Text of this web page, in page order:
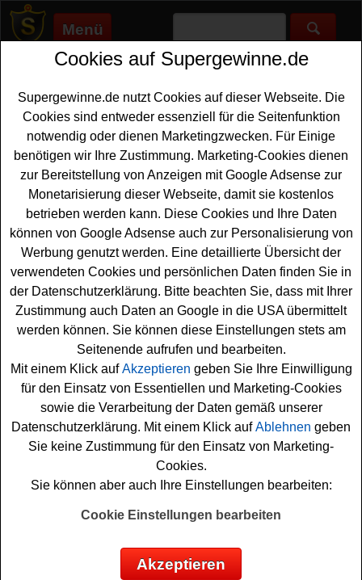
Menü
Supergewinne.de>Gewinnspiele>Fanartikel Gewinnspiele
Anzeige:
Anzeige:
Freche Freunde Gewinnspiel -
Fanpakete mit Kino Tickets
gewinnen
Anlässlich des Kinostarts von Woodwalers 2 gibt es ein
schönes Freche Freunde Gewinnspiel. Freche Freunde
verlost 50 tolleFanpaketemit jeweils leckeren Snacks,
coolem Merch und Kino Tickets für Woodwalkers 2. Mit
etwas Glück können Sie ein solches Fanpaket
gewinnen.
Falls Sie an dem Freche Freunde Gewinnspiel kostenlos
teilnehmen möchten, müssen Sie nur kurz das kleine
Formular ausfüllen und können sich damit schon Ihre
Gewinnchance sichern. Vielleicht haben Sie ja Glück?
Freche Freunde verlost 50 Fanpakete mit
und Kino Tickets
Cookies auf Supergewinne.de
Supergewinne.de nutzt Cookies auf dieser Webseite. Die
Cookies sind entweder essenziell für die Seitenfunktion
notwendig oder dienen Marketingzwecken. Für Einige
benötigen wir Ihre Zustimmung. Marketing-Cookies dienen
zur Bereitstellung von Anzeigen mit Google Adsense zur
Monetarisierung dieser Webseite, damit sie kostenlos
betrieben werden kann. Diese Cookies und Ihre Daten
können von Google Adsense auch zur Personalisierung von
Werbung genutzt werden. Eine detaillierte Übersicht der
verwendeten Cookies und persönlichen Daten finden Sie in
der Datenschutzerklärung. Bitte beachten Sie, dass mit Ihrer
Zustimmung auch Daten an Google in die USA übermittelt
werden können. Sie können diese Einstellungen stets am
Seitenende aufrufen und bearbeiten.
Mit einem Klick aufAkzeptieren geben Sie Ihre Einwilligung
für den Einsatz von Essentiellen und Marketing-Cookies
sowie die Verarbeitung der Daten gemäß unserer
Datenschutzerklärung. Mit einem Klick aufAblehnen geben
Sie keine Zustimmung für den Einsatz von Marketing-
Cookies.
Sie können aber auch Ihre Einstellungen bearbeiten:
Cookie Einstellungen bearbeiten
Akzeptieren